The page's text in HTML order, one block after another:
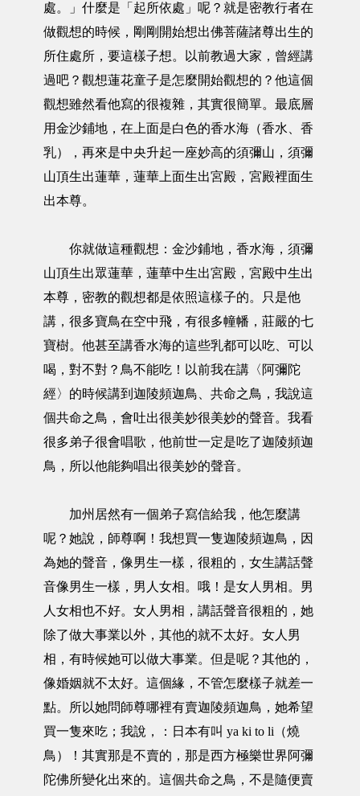
處。」什麼是「起所依處」呢？就是密教行者在
做觀想的時候，剛剛開始想出佛菩薩諸尊出生的
所住處所，要這樣子想。以前教過大家，曾經講
過吧？觀想蓮花童子是怎麼開始觀想的？他這個
觀想雖然看他寫的很複雜，其實很簡單。最底層
用金沙鋪地，在上面是白色的香水海（香水、香
乳），再來是中央升起一座妙高的須彌山，須彌
山頂生出蓮華，蓮華上面生出宮殿，宮殿裡面生
出本尊。
你就做這種觀想：金沙鋪地，香水海，須彌
山頂生出眾蓮華，蓮華中生出宮殿，宮殿中生出
本尊，密教的觀想都是依照這樣子的。只是他
講，很多寶鳥在空中飛，有很多幢幡，莊嚴的七
寶樹。他甚至講香水海的這些乳都可以吃、可以
喝，對不對？鳥不能吃！以前我在講〈阿彌陀
經〉的時候講到迦陵頻迦鳥、共命之鳥，我說這
個共命之鳥，會吐出很美妙很美妙的聲音。我看
很多弟子很會唱歌，他前世一定是吃了迦陵頻迦
鳥，所以他能夠唱出很美妙的聲音。
加州居然有一個弟子寫信給我，他怎麼講
呢？她說，師尊啊！我想買一隻迦陵頻迦鳥，因
為她的聲音，像男生一樣，很粗的，女生講話聲
音像男生一樣，男人女相。哦！是女人男相。男
人女相也不好。女人男相，講話聲音很粗的，她
除了做大事業以外，其他的就不太好。女人男
相，有時候她可以做大事業。但是呢？其他的，
像婚姻就不太好。這個緣，不管怎麼樣子就差一
點。所以她問師尊哪裡有賣迦陵頻迦鳥，她希望
買一隻來吃；我說，：日本有叫 ya ki to li（燒
鳥）！其實那是不賣的，那是西方極樂世界阿彌
陀佛所變化出來的。這個共命之鳥，不是隨便賣